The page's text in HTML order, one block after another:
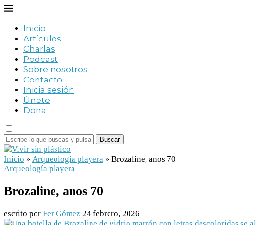
Inicio
Artículos
Charlas
Podcast
Sobre nosotros
Contacto
Inicia sesión
Únete
Dona
Buscar
Inicio » Arqueología playera » Brozaline, anos 70
Arqueología playera
Brozaline, anos 70
escrito por Fer Gómez 24 febrero, 2026